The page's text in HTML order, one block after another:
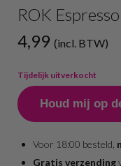
ROK
4,99 (incl. BTW)
Tijdelijk uitverkocht
Houd mij op
Voor 18:00 besteld,
Gratis verzending